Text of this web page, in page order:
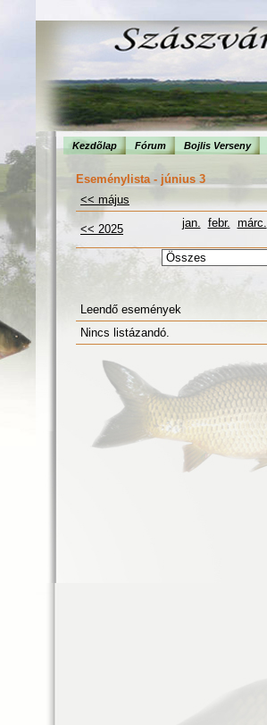
Kezdõlap Fórum Bojlis Verseny
Eseménylista - június 3
<< május
<< 2025 jan. febr. márc.
Leendő események
Nincs listázandó.